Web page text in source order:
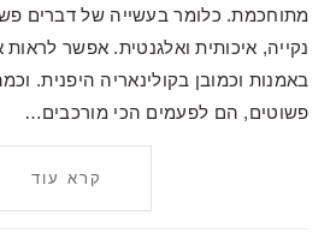
מתוחכמת. כלומר בעשייה של דברים
נקייה, איכותית ואלגנטית. אפשר לראות
באמנות וכמובן בקולינאריה היפנית.
פשוטים, הם לפעמים הכי מורכבים…
קרא עוד